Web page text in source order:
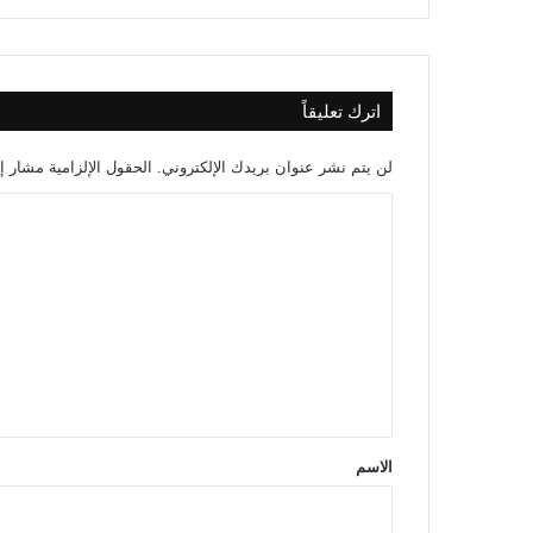
اترك تعليقاً
لن يتم نشر عنوان بريدك الإلكتروني. الحقول الإلزامية مشار
*الاسم